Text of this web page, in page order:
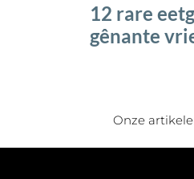
12 rare
gênante
Onze